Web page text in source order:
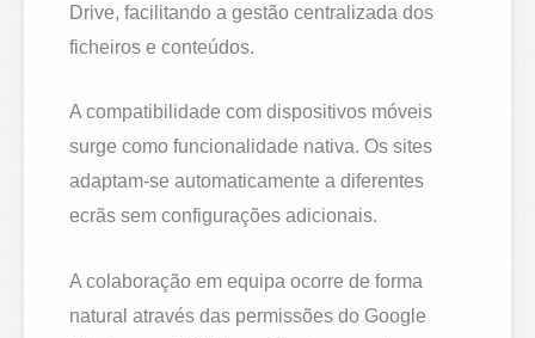
Drive, facilitando a gestão centralizada dos
ficheiros e conteúdos.
A compatibilidade com dispositivos móveis
surge como funcionalidade nativa. Os sites
adaptam-se automaticamente a diferentes
ecrãs sem configurações adicionais.
A colaboração em equipa ocorre de forma
natural através das permissões do Google